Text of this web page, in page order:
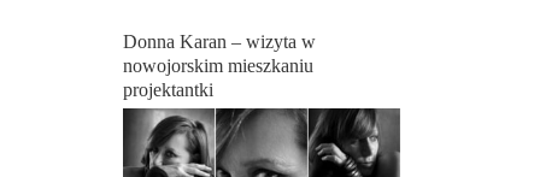
Donna Karan – wizyta w
nowojorskim mieszkaniu
projektantki